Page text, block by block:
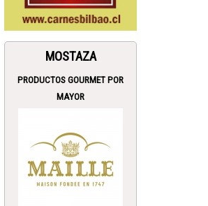
MOSTAZA
PRODUCTOS GOURMET POR
MAYOR